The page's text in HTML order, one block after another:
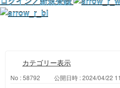
カテゴリー表示
No : 58792 公開日時 : 2024/04/22